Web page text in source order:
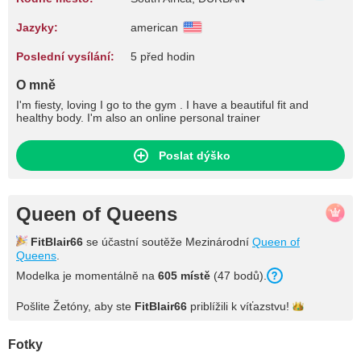
Jazyky: american
Poslední vysílání: 5 před hodin
O mně
I'm fiesty, loving I go to the gym . I have a beautiful fit and
healthy body. I'm also an online personal trainer
Poslat dýško
Queen of Queens
FitBlair66 se účastní soutěže Mezinárodní Queen of
Queens
Modelka je momentálně na 605 místě (47 bodů).
Pošlite Žetóny, aby ste FitBlair66 priblížili k víťazstvu!
Fotky